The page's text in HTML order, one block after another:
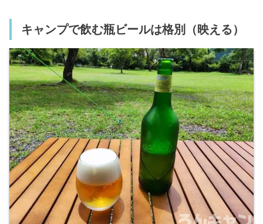
キャンプで飲む瓶ビールは格別（映える）